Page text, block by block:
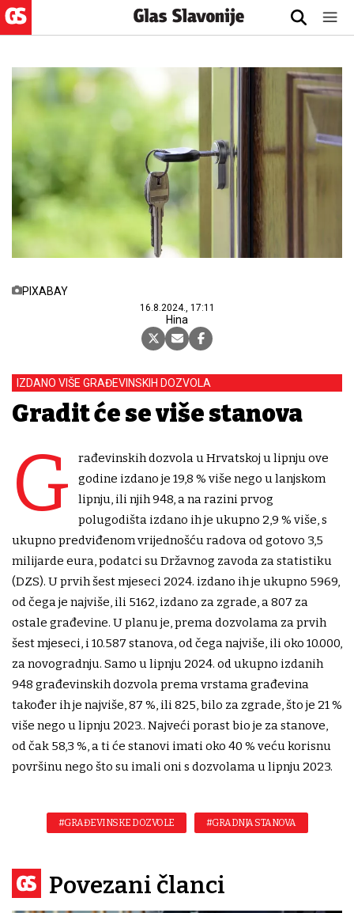
PIXABAY
16.8.2024., 17:11
Hina
IZDANO VIŠE GRAĐEVINSKIH DOZVOLA
Gradit će se više stanova
G
rađevinskih dozvola u Hrvatskoj u lipnju ove
godine izdano je 19,8 % više nego u lanjskom
lipnju, ili njih 948, a na razini prvog
polugodišta izdano ih je ukupno 2,9 % više, s
ukupno predviđenom vrijednošću radova od gotovo 3,5
milijarde eura, podatci su Državnog zavoda za statistiku
(DZS). U prvih šest mjeseci 2024. izdano ih je ukupno 5969,
od čega je najviše, ili 5162, izdano za zgrade, a 807 za
ostale građevine. U planu je, prema dozvolama za prvih
šest mjeseci, i 10.587 stanova, od čega najviše, ili oko 10.000,
za novogradnju. Samo u lipnju 2024. od ukupno izdanih
948 građevinskih dozvola prema vrstama građevina
također ih je najviše, 87 %, ili 825, bilo za zgrade, što je 21 %
više nego u lipnju 2023.. Najveći porast bio je za stanove,
od čak 58,3 %, a ti će stanovi imati oko 40 % veću korisnu
površinu nego što su imali oni s dozvolama u lipnju 2023.
#GRAĐEVINSKE DOZVOLE #GRADNJA STANOVA
Povezani članci